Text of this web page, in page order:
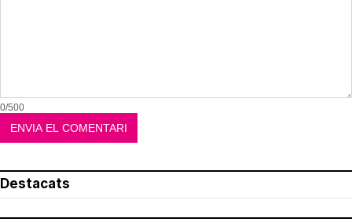
0/500
Destacats